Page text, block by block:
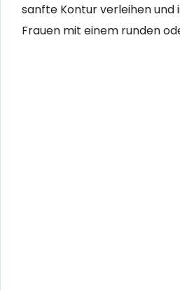
sanfte Kontur verleihen
Frauen mit einem runden